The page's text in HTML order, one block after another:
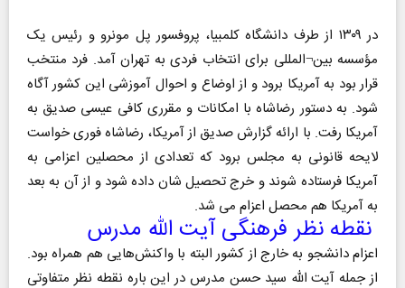
در ۱۳۰۹ از طرف دانشگاه کلمبیا، پروفسور پل مونرو و رئیس یک
مؤسسه بین¬المللی برای انتخاب فردی به تهران آمد. فرد منتخب
قرار بود به آمریکا برود و از اوضاع و احوال آموزشی این کشور آگاه
شود. به دستور رضاشاه با امکانات و مقرری کافی عیسی صدیق به
آمریکا رفت. با ارائه گزارش صدیق از آمریکا، رضاشاه فوری خواست
لایحه قانونی به مجلس برود که تعدادی از محصلین اعزامی به
آمریکا فرستاده شوند و خرج تحصیل شان داده شود و از آن به بعد
به آمریکا هم محصل اعزام می شد.
نقطه نظر فرهنگی آیت الله مدرس
اعزام دانشجو به خارج از کشور البته با واکنش‌هایی هم همراه بود.
از جمله آیت الله سید حسن مدرس در این باره نقطه نظر متفاوتی